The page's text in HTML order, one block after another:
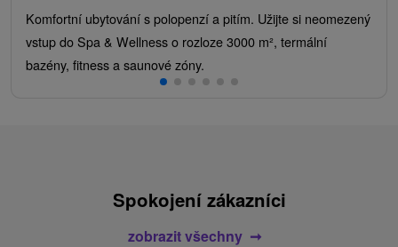
Komfortní ubytování s polopenzí a pitím. Užijte si neomezený
vstup do Spa & Wellness o rozloze 3000 m², termální
bazény, fitness a saunové zóny.
Spokojení zákazníci
zobrazit všechny